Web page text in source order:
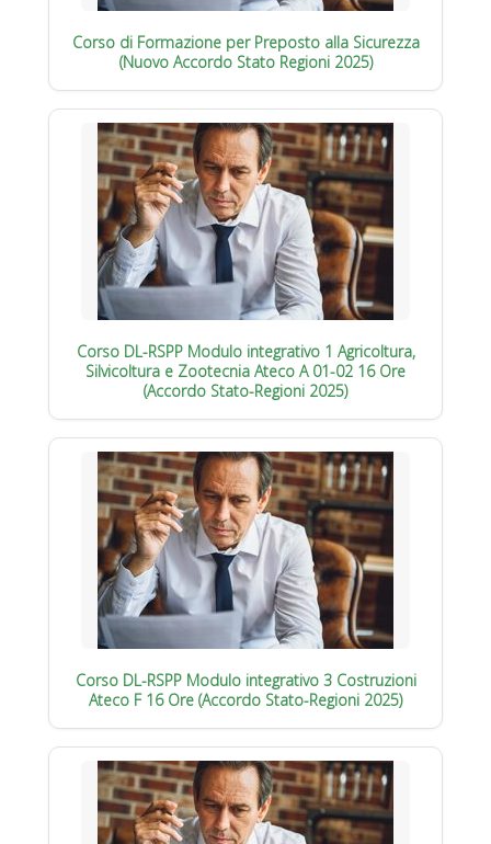
Corso di Formazione per Preposto alla Sicurezza
(Nuovo Accordo Stato Regioni 2025)
Corso DL-RSPP Modulo integrativo 1 Agricoltura,
Silvicoltura e Zootecnia Ateco A 01-02 16 Ore
(Accordo Stato-Regioni 2025)
Corso DL-RSPP Modulo integrativo 3 Costruzioni
Ateco F 16 Ore (Accordo Stato-Regioni 2025)